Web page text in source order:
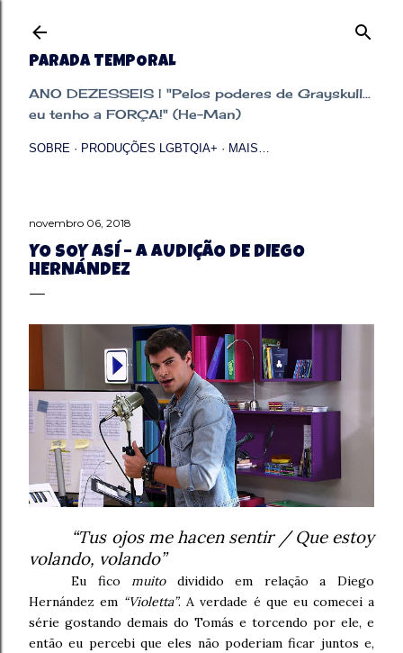
PARADA TEMPORAL
ANO DEZESSEIS | "Pelos poderes de Grayskull...
eu tenho a FORÇA!" (He-Man)
SOBRE PRODUÇÕES LGBTQIA+ MAIS…
novembro 06, 2018
YO SOY ASÍ – A AUDIÇÃO DE DIEGO
HERNÁNDEZ
“Tus ojos me hacen sentir / Que estoy
volando, volando”
Eu ficomuitodividido em relação a Diego
Hernández em “Violetta”. A verdade é que eu comecei a
série gostando demais do Tomás e torcendo por ele, e
então eu percebi que eles não poderiam ficar juntos e,